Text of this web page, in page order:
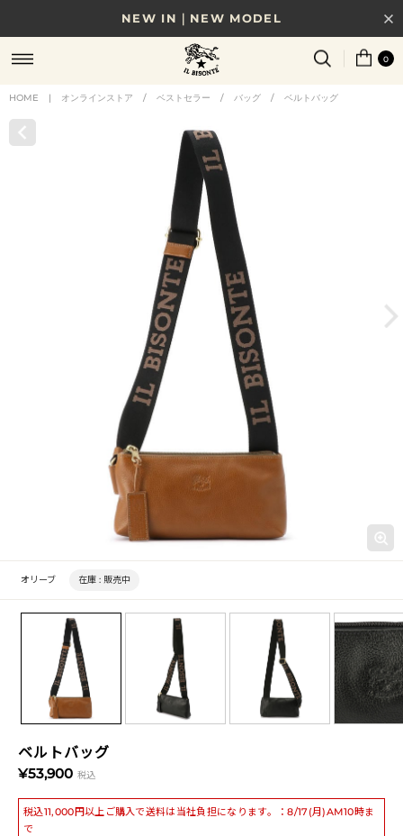
NEW IN｜NEW MODEL
8/17(月)10時まで｜税込11,000円以上で送料無料
贈る相手やシーンから選べる、新しいギフトガイド
NEW IN｜COLOR LEATHER
0
HOME | オンラインストア / ベストセラー / バッグ / ベルトバッグ
ベルトバッグ
¥53,900 税込
税込11,000円以上ご購入で送料は当社負担になります。：8/17(月)AM10時ま
で
オリーブ 在庫 : 販売中